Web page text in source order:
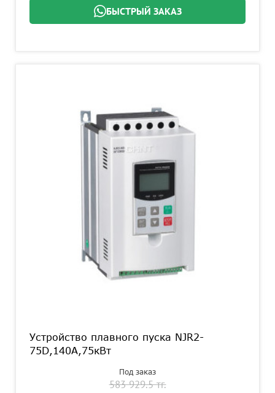
БЫСТРЫЙ ЗАКАЗ
Устройство плавного пуска NJR2-
75D,140А,75кВт
Под заказ
583 929.5 тг.